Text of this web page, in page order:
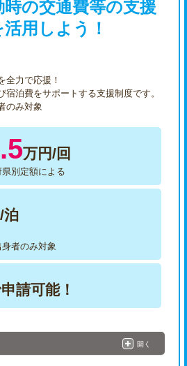
の交通費等の支援
用しよう！
全力で応援！
宿泊費をサポートする支援制度です。
のみ対象
万円/回
別定額による
泊
者のみ対象
請可能！
開く